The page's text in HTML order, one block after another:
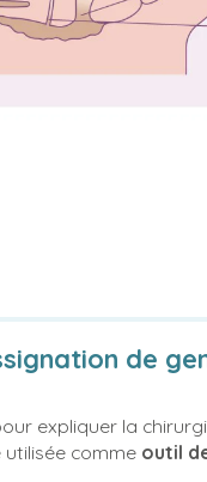
de
expliquer la
utilisée comme outil